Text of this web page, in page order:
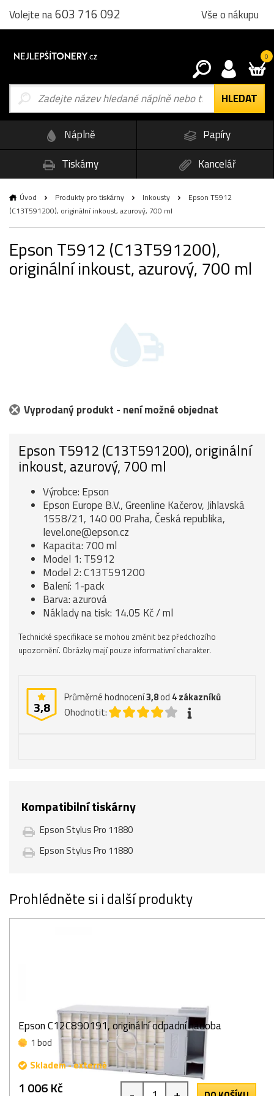
Volejte na603 716 092 Vše o nákupu
0
Náplně
Papíry
Tiskárny
Kancelář
Úvod Produkty pro tiskárny Inkousty
Epson T5912
(C13T591200), originální inkoust, azurový, 700 ml
Epson T5912 (C13T591200),
originální inkoust, azurový, 700 ml
Vyprodaný produkt - není možné objednat
Epson T5912 (C13T591200), originální
inkoust, azurový, 700 ml
Výrobce: Epson
Epson Europe B.V., Greenline Kačerov, Jihlavská
1558/21, 140 00 Praha, Česká republika,
level.one@epson.cz
Kapacita: 700 ml
Model 1: T5912
Model 2: C13T591200
Balení: 1-pack
Barva: azurová
Náklady na tisk: 14.05 Kč / ml
Technické specifikace se mohou změnit bez předchozího
upozornění. Obrázky mají pouze informativní charakter.
3,8
Průměrné hodnocení3,8od 4zákazníků
Ohodnotit:
Kompatibilní tiskárny
Epson Stylus Pro 11880
Epson Stylus Pro 11880
Prohlédněte si i další produkty
Epson C12C890191, originální odpadní nádoba
1 bod
Skladem - externě
1 006 Kč